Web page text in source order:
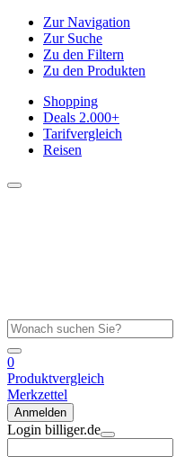
Zur Navigation
Zur Suche
Zu den Filtern
Zu den Produkten
Shopping
Deals 2.000+
Tarifvergleich
Reisen
0
Produktvergleich
Merkzettel
Anmelden
Login billiger.de